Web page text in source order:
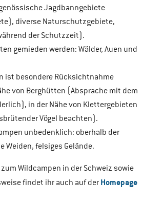
Jagdbanngebiete
diverse Naturschutzgebiete,
der Schutzzeit).
gemieden werden: Wälder, Auen und
ist besondere Rücksichtnahme
von Berghütten (Absprache mit dem
in der Nähe von Klettergebieten
Vögel beachten).
unbedenklich: oberhalb der
Weiden, felsiges Gelände.
Wildcampen in der Schweiz sowie
findet ihr auch auf der Homepage